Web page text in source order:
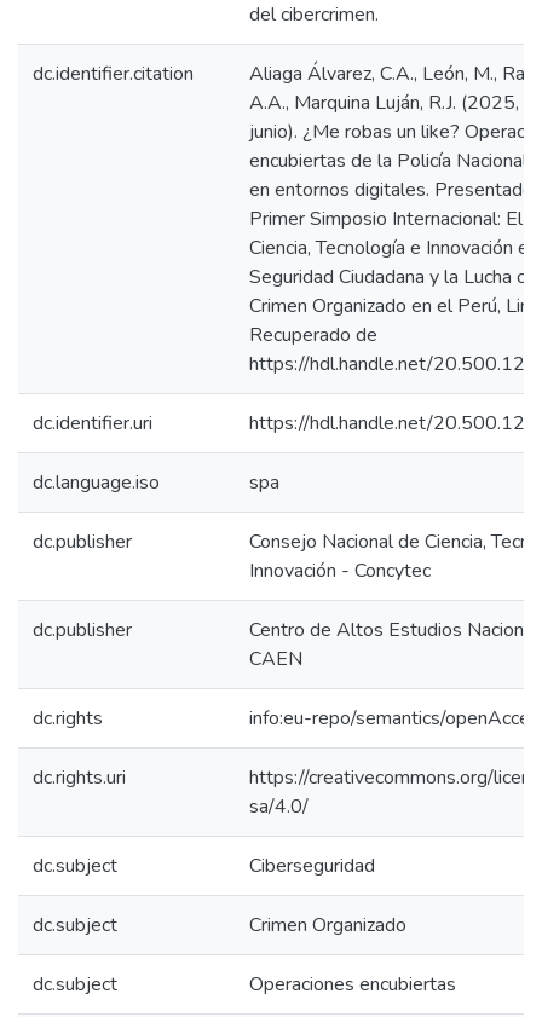
del cibercrimen.
dc.identifier.citation
Aliaga Álvarez, C.A., León, M.,
A.A., Marquina Luján, R.J. (2025,
junio). ¿Me robas un like?
encubiertas de la Policía Nacional
en entornos digitales. Presentado
Primer Simposio Internacional: El
Ciencia, Tecnología e Innovación
Seguridad Ciudadana y la Lucha
Crimen Organizado en el Perú,
Recuperado de
https://hdl.handle.net/
dc.identifier.uri https://hdl.handle.net/
dc.language.iso spa
dc.publisher
Consejo Nacional de Ciencia,
Innovación - Concytec
dc.publisher
Centro de Altos Estudios
CAEN
dc.rights info:eu-repo/semantics/
dc.rights.uri
https://creativecommons.org/
sa/4.0/
dc.subject Ciberseguridad
dc.subject Crimen Organizado
dc.subject Operaciones encubiertas